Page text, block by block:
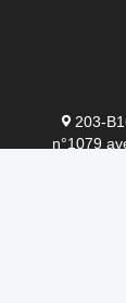
203-
n°1079